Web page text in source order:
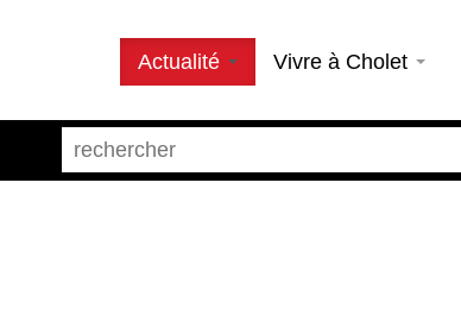
Actualité Vivre à Cholet